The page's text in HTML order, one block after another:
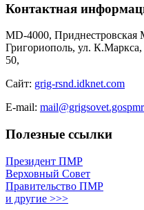
Контактная
MD-4000, Приднестровская
Григориополь, ул.
50,
Сайт: grig-rsnd.idknet.com
E-mail:
Полезные ссылки
Президент ПМР
Верховный Совет
Правительство ПМР
и другие >>>